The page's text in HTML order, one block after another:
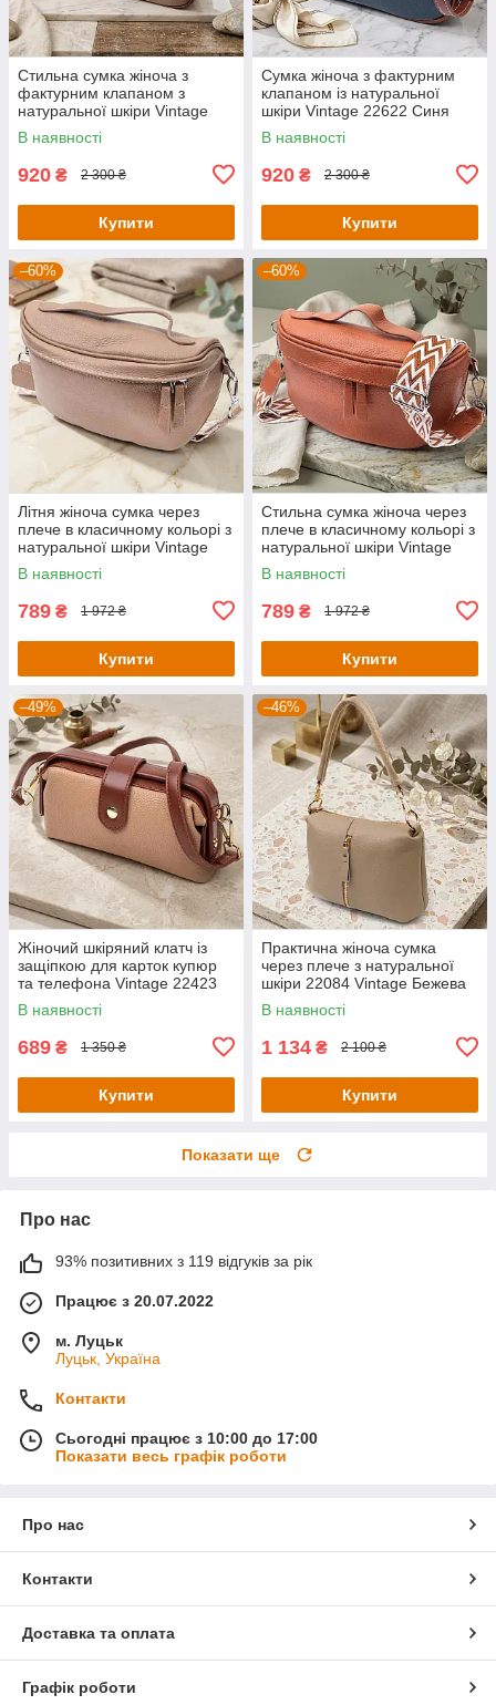
Стильна сумка жіноча з
фактурним клапаном з
натуральної шкіри Vintage
22620 Бежева
В наявності
920 ₴ 2 300 ₴
Купити
Сумка жіноча з фактурним
клапаном із натуральної
шкіри Vintage 22622 Синя
В наявності
920 ₴ 2 300 ₴
Купити
–60%
Літня жіноча сумка через
плече в класичному кольорі з
натуральної шкіри Vintage
22657 Бежева
В наявності
789 ₴ 1 972 ₴
Купити
–60%
Стильна сумка жіноча через
плече в класичному кольорі з
натуральної шкіри Vintage
22658 Руда
В наявності
789 ₴ 1 972 ₴
Купити
–49%
Жіночий шкіряний клатч із
защіпкою для карток купюр
та телефона Vintage 22423
Бежевий
В наявності
689 ₴ 1 350 ₴
Купити
–46%
Практична жіноча сумка
через плече з натуральної
шкіри 22084 Vintage Бежева
В наявності
1 134 ₴ 2 100 ₴
Купити
Показати ще
Про нас
93% позитивних з 119 відгуків за рік
Працює з 20.07.2022
м. Луцьк
Луцьк, Україна
Контакти
Сьогодні працює з 10:00 до 17:00
Показати весь графік роботи
Про нас
Контакти
Доставка та оплата
Графік роботи